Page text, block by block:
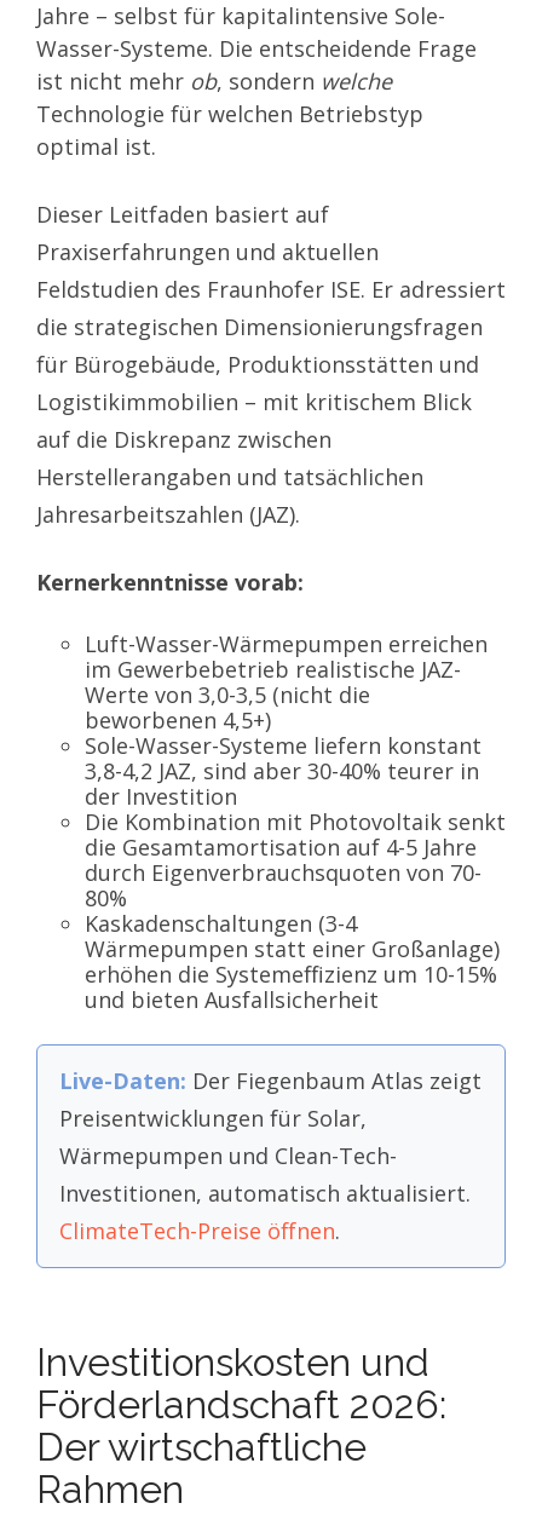
Jahre – selbst für kapitalintensive Sole-
Wasser-Systeme. Die entscheidende Frage
ist nicht mehr ob, sondern welche
Technologie für welchen Betriebstyp
optimal ist.
Dieser Leitfaden basiert auf
Praxiserfahrungen und aktuellen
Feldstudien des Fraunhofer ISE. Er adressiert
die strategischen Dimensionierungsfragen
für Bürogebäude, Produktionsstätten und
Logistikimmobilien – mit kritischem Blick
auf die Diskrepanz zwischen
Herstellerangaben und tatsächlichen
Jahresarbeitszahlen (JAZ).
Kernerkenntnisse vorab:
Luft-Wasser-Wärmepumpen erreichen
im Gewerbebetrieb realistische JAZ-
Werte von 3,0-3,5 (nicht die
beworbenen 4,5+)
Sole-Wasser-Systeme liefern konstant
3,8-4,2 JAZ, sind aber 30-40% teurer in
der Investition
Die Kombination mit Photovoltaik senkt
die Gesamtamortisation auf 4-5 Jahre
durch Eigenverbrauchsquoten von 70-
80%
Kaskadenschaltungen (3-4
Wärmepumpen statt einer Großanlage)
erhöhen die Systemeffizienz um 10-15%
und bieten Ausfallsicherheit
Live-Daten: Der Fiegenbaum Atlas zeigt
Preisentwicklungen für Solar,
Wärmepumpen und Clean-Tech-
Investitionen, automatisch aktualisiert.
ClimateTech-Preise öffnen.
Investitionskosten und
Förderlandschaft 2026:
Der wirtschaftliche
Rahmen